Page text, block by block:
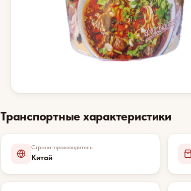
Транспортные характеристики
Страна-производитель
Китай